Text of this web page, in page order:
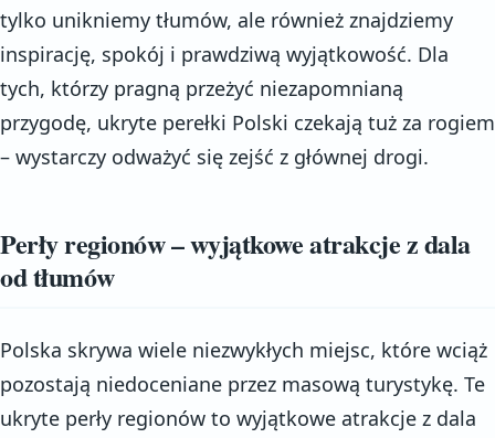
tylko unikniemy tłumów, ale również znajdziemy
inspirację, spokój i prawdziwą wyjątkowość. Dla
tych, którzy pragną przeżyć niezapomnianą
przygodę, ukryte perełki Polski czekają tuż za rogiem
– wystarczy odważyć się zejść z głównej drogi.
Perły regionów – wyjątkowe atrakcje z dala
od tłumów
Polska skrywa wiele niezwykłych miejsc, które wciąż
pozostają niedoceniane przez masową turystykę. Te
ukryte perły regionów to wyjątkowe atrakcje z dala